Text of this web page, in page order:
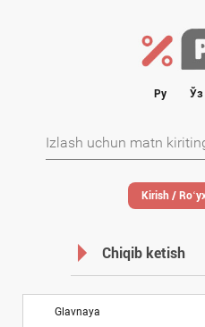
Ру Ўз
Kirish /
Chiqib ketish
Glavnaya